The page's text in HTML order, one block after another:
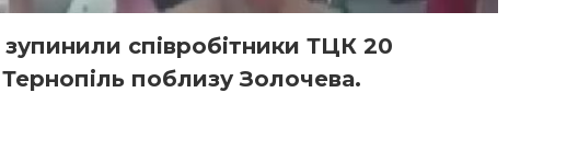
співробітники ТЦК 20
Тернопіль поблизу Золочева.